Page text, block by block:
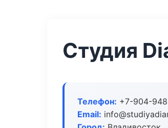
Студия
Телефон: +7-904-
Email: